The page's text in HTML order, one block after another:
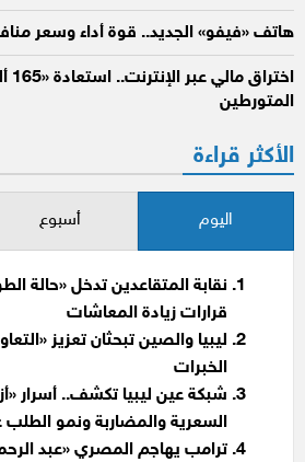
هاتف «فيفو» الجديد.. قوة أداء وسعر
المتورطين
الأكثر قراءة
اليوم أسبوع
نقابة المتقاعدين تدخل «حالة
قرارات زيادة المعاشات
ليبيا والصين تبحثان تعزيز
الخبرات
شبكة عين ليبيا تكشف.. أسرار
السعرية والمضاربة ونمو الطلب
ترامب يهاجم المصري «عبد